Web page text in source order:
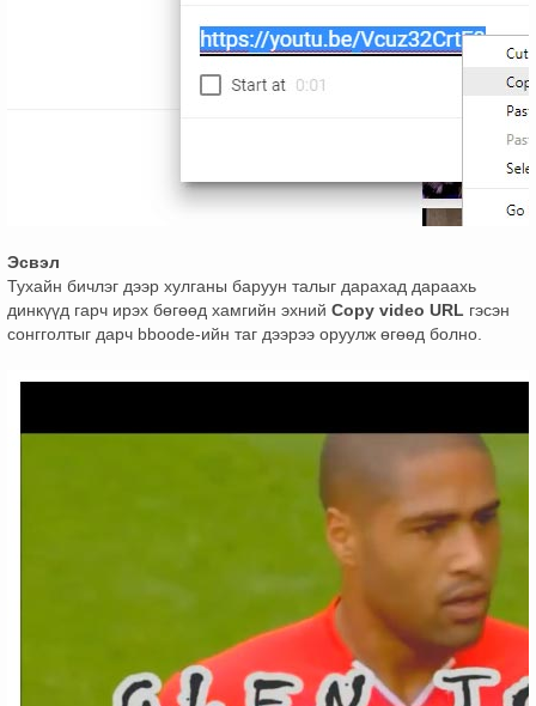
Эсвэл
Тухайн бичлэг дээр хулганы баруун талыг дарахад дараахь
динкүүд гарч ирэх бөгөөд хамгийн эхний Copy video URL гэсэн
сонгголтыг дарч bboode-ийн таг дээрээ оруулж өгөөд болно.